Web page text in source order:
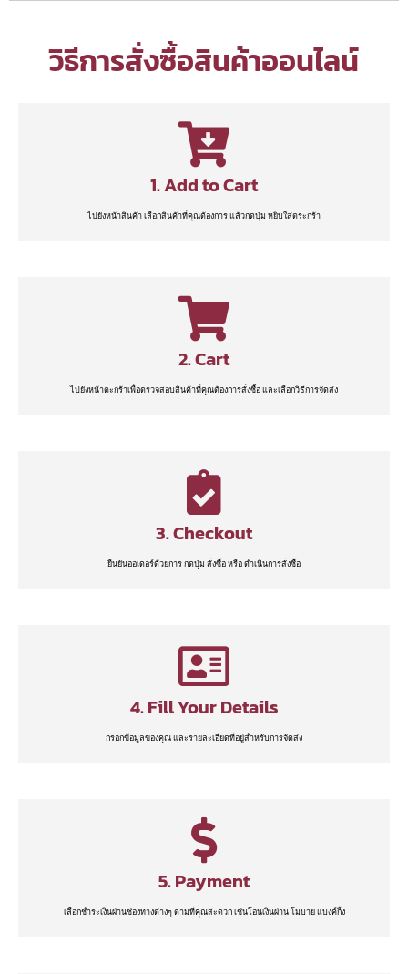
วิธีการสั่งซื้อสินค้าออนไลน์
1. Add to Cart
ไปยังหน้าสินค้า เลือกสินค้าที่คุณต้องการ แล้วกดปุ่ม หยิบใส่ตระกร้า
2. Cart
ไปยังหน้าตะกร้าเพื่อตรวจสอบสินค้าที่คุณต้องการสั่งซื้อ และเลือกวิธีการจัดส่ง
3. Checkout
ยืนยันออเดอร์ด้วยการ กดปุ่ม สั่งซื้อ หรือ ดำเนินการสั่งซื้อ
4. Fill Your Details
กรอกข้อมูลของคุณ และรายละเอียดที่อยู่สำหรับการจัดส่ง
5. Payment
เลือกชำระเงินผ่านช่องทางต่างๆ ตามที่คุณสะดวก เช่นโอนเงินผ่าน โมบาย แบงค์กิ้ง